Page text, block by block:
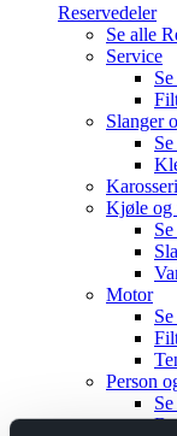
Reservedeler
Se alle
Service
Slanger
Kjøle og
Motor
Person